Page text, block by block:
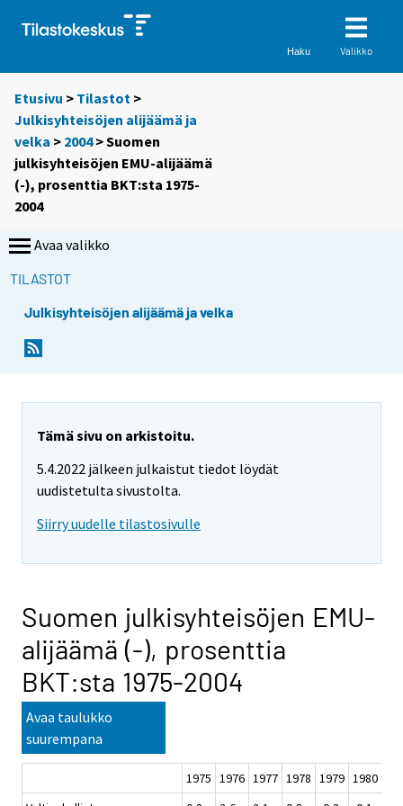
Haku Valikko
Etusivu > Tilastot >
Julkisyhteisöjen alijäämä ja
velka > 2004> Suomen
julkisyhteisöjen EMU-alijäämä
(-), prosenttia BKT:sta 1975-
2004
Avaa valikko
TILASTOT
Julkisyhteisöjen alijäämä ja velka
Tämä sivu on arkistoitu.
5.4.2022 jälkeen julkaistut tiedot löydät
uudistetulta sivustolta.
Siirry uudelle tilastosivulle
Suomen julkisyhteisöjen EMU-
alijäämä (-), prosenttia
BKT:sta 1975-2004
Avaa taulukko
suurempana
1975 1976 1977 1978 1979 1980